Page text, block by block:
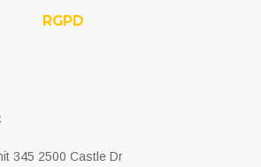
RGPD
345 2500 Castle Dr